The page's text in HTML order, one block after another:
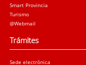
Smart Provincia
Turismo
@Webmail
Trámites
Sede electrónica